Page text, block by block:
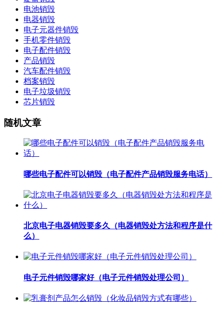
电池销毁
电器销毁
电子元器件销毁
手机零件销毁
电子配件销毁
产品销毁
汽车配件销毁
档案销毁
电子垃圾销毁
芯片销毁
随机文章
哪些电子配件可以销毁（电子配件产品销毁服务电话）
北京电子电器销毁要多久（电器销毁处方法和程序是什
么）
电子元件销毁哪家好（电子元件销毁处理公司）